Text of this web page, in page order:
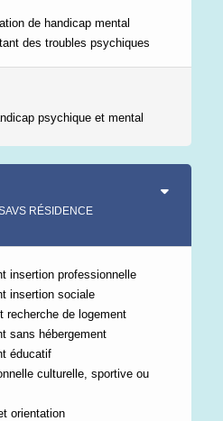
de handicap mental
des troubles psychiques
psychique et mental
RÉSIDENCE
insertion professionnelle
insertion sociale
recherche de logement
sans hébergement
éducatif
culturelle, sportive ou
orientation